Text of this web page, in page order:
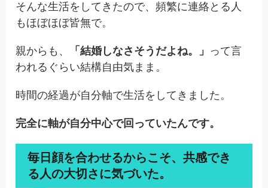
そんな生活をしてきたので、頻繁に連絡とる人
もほぼほぼ皆無で。
親からも、 「結婚しなさそうだよね。」 って言
われるぐらい結構自由気まま。
時間の経過が自分軸で生活をしてきました。
完全に軸が自分中心で回っていたんです。
毎日顔を合わせるからこそ、共感でき
る人の大切さに気づいた。